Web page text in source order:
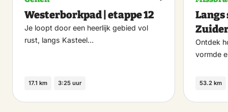
Westerborkpad | etappe 12
Je loopt door een heerlijk gebied vol
rust, langs Kasteel…
17.1 km 3:25 uur
Maak
Langs
Ontdek
vormde
53.2 km